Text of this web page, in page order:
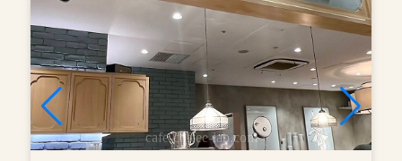
cafe-coffee-lab.com